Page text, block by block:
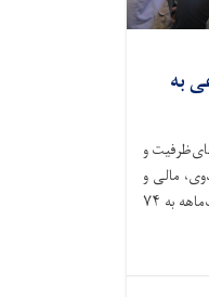
به
آمریت ارتقای‌ظرفیت و
مالی و
اداریِ وزارت اطلاعات و فرهنگ برنامهٔ کارآموزی یک‌ماهه به ۷۴